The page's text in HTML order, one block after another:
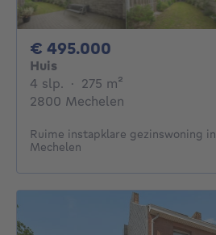
€ 495.000
Huis
4 slp. 4 slaapkamers
· 275 m²
2800 Mechelen
Ruime instapklare gezinswoning in
Mechelen